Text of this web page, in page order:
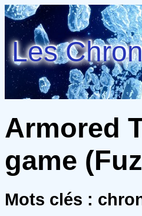
Les
Armored
game
Mots clés :